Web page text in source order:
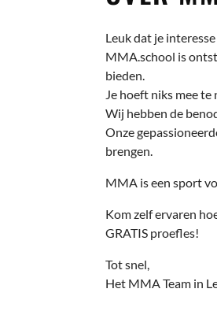
Leuk dat je
MMA.school is
bieden.
Je hoeft niks mee
Wij hebben de
Onze
brengen.
MMA is een sport
Kom zelf ervaren
GRATIS proefles!
Tot snel,
Het MMA Team in